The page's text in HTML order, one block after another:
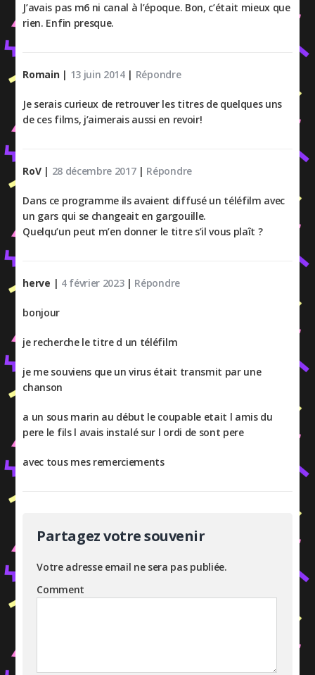
J’avais pas m6 ni canal à l’époque. Bon, c’était mieux que
rien. Enfin presque.
Romain | 13 juin 2014| Répondre
Je serais curieux de retrouver les titres de quelques uns
de ces films, j’aimerais aussi en revoir!
RoV | 28 décembre 2017| Répondre
Dans ce programme ils avaient diffusé un téléfilm avec
un gars qui se changeait en gargouille.
Quelqu’un peut m’en donner le titre s’il vous plaît ?
herve | 4 février 2023| Répondre
bonjour
je recherche le titre d un téléfilm
je me souviens que un virus était transmit par une
chanson
a un sous marin au début le coupable etait l amis du
pere le fils l avais instalé sur l ordi de sont pere
avec tous mes remerciements
Partagez votre souvenir
Votre adresse email ne sera pas publiée.
Comment